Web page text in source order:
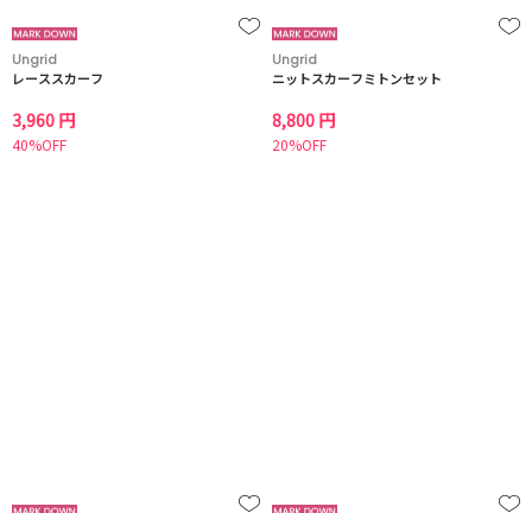
Ungrid
レーススカーフ
3,960 円
40%OFF
Ungrid
ニットスカーフミトンセット
8,800 円
20%OFF